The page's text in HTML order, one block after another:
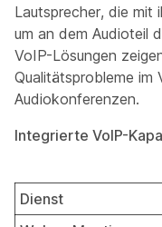
Lautsprecher, die mit
um an dem Audioteil
VoIP-Lösungen
Qualitätsprobleme im
Audiokonferenzen.
Integrierte VoIP-
Dienst